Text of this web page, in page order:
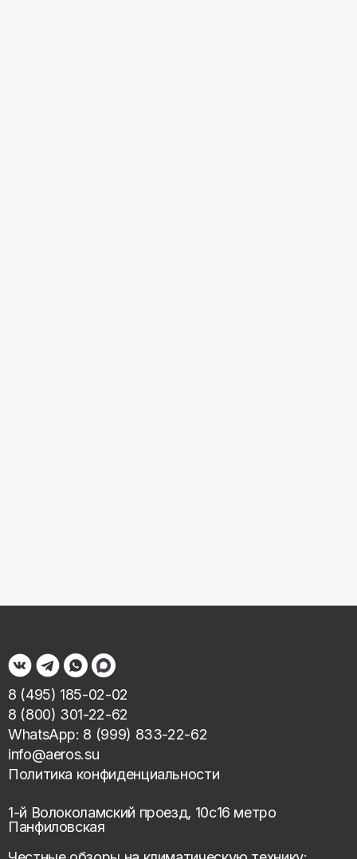
8 (495) 185-02-02
8 (800) 301-22-62
WhatsApp: 8 (999) 833-22-62
info@aeros.su
Политика конфиденциальности
1-й Волоколамский проезд, 10с16 метро
Панфиловская